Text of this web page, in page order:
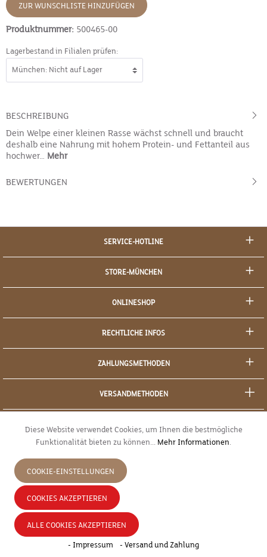
ZUR WUNSCHLISTE HINZUFÜGEN
Produktnummer: 500465-00
Lagerbestand in Filialen prüfen:
BESCHREIBUNG
Dein Welpe einer kleinen Rasse wächst schnell und braucht
deshalb eine Nahrung mit hohem Protein- und Fettanteil aus
hochwer… Mehr
BEWERTUNGEN
SERVICE-HOTLINE
STORE-MÜNCHEN
ONLINESHOP
RECHTLICHE INFOS
ZAHLUNGSMETHODEN
VERSANDMETHODEN
JETZT WIDERRUFEN
* Alle Preise inkl. gesetzl. Mehrwertsteuer zzgl.
Nachnahmegebühren, wenn nicht anders angegeben.
Diese Website verwendet Cookies, um Ihnen die bestmögliche
Funktionalität bieten zu können... Mehr Informationen.
COOKIE-EINSTELLUNGEN
COOKIES AKZEPTIEREN
ALLE COOKIES AKZEPTIEREN
- Impressum - Versand und Zahlung